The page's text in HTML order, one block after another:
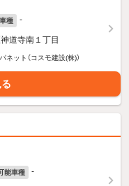
種 -
道寺南１丁目
ット（コスモ建設(株)）
能車種 -